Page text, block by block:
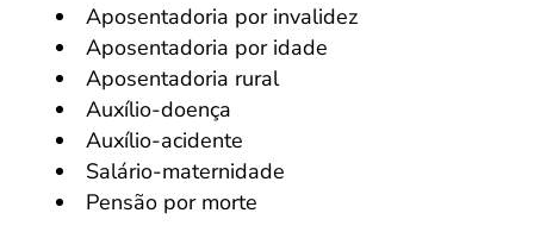
Aposentadoria por invalidez
Aposentadoria por idade
Aposentadoria rural
Auxílio-doença
Auxílio-acidente
Salário-maternidade
Pensão por morte